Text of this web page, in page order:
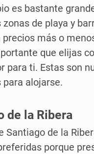
es bastante
de playa y
precios más o
que elijas
para ti. Estas son
para alojarse.
de la Ribera
Santiago de la
porque